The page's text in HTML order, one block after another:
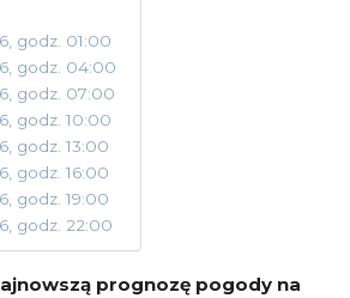
godz. 01:00
godz. 04:00
godz. 07:00
godz. 10:00
godz. 13:00
godz. 16:00
godz. 19:00
godz. 22:00
prognozę pogody na